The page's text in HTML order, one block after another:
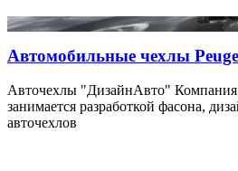
Автомобильные чехлы
Авточехлы "ДизайнАвто"
занимается разработкой фасона,
авточехлов